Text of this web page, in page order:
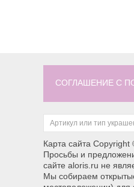
СОГЛАШЕНИЕ С
Карта сайта Copyright
Просьбы и
сайте aloris.ru не
Мы собираем